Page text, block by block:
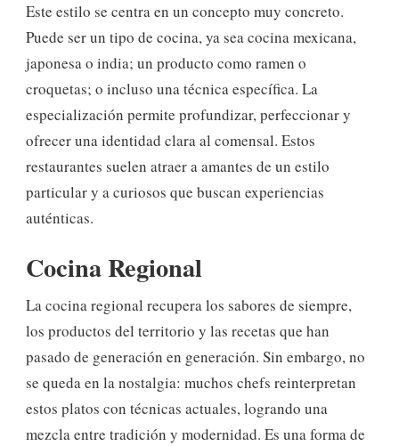
Este estilo se centra en un concepto muy concreto.
Puede ser un tipo de cocina, ya sea cocina mexicana,
japonesa o india; un producto como ramen o
croquetas; o incluso una técnica específica. La
especialización permite profundizar, perfeccionar y
ofrecer una identidad clara al comensal. Estos
restaurantes suelen atraer a amantes de un estilo
particular y a curiosos que buscan experiencias
auténticas.
Cocina Regional
La cocina regional recupera los sabores de siempre,
los productos del territorio y las recetas que han
pasado de generación en generación. Sin embargo, no
se queda en la nostalgia: muchos chefs reinterpretan
estos platos con técnicas actuales, logrando una
mezcla entre tradición y modernidad. Es una forma de